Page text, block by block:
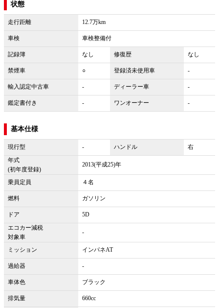
状態
走行距離 12.7万km
車検 車検整備付
記録簿 なし 修復歴 なし
禁煙車 ○ 登録済未使用車 -
輸入認定中古車 - ディーラー車 -
鑑定書付き - ワンオーナー -
基本仕様
現行型 - ハンドル
右
年式
(初年度登録)
2013(平成25)年
乗員定員 ４名
燃料 ガソリン
ドア
5D
エコカー減税
対象車
-
ミッション インパネAT
過給器 -
車体色 ブラック
排気量 660cc